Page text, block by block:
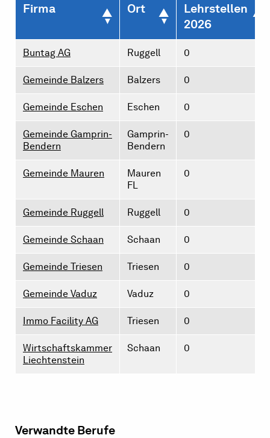
Firma Ort
Lehrstellen
2026
Buntag AG Ruggell 0
Gemeinde Balzers Balzers 0
Gemeinde Eschen Eschen 0
Gemeinde Gamprin-
Bendern
Gamprin-
Bendern
0
Gemeinde Mauren
Mauren
FL
0
Gemeinde Ruggell Ruggell 0
Gemeinde Schaan Schaan 0
Gemeinde Triesen Triesen 0
Gemeinde Vaduz Vaduz 0
Immo Facility AG Triesen 0
Wirtschaftskammer
Liechtenstein
Schaan 0
Verwandte Berufe